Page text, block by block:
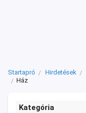
Startapró Hirdetések
Ház
Kategória